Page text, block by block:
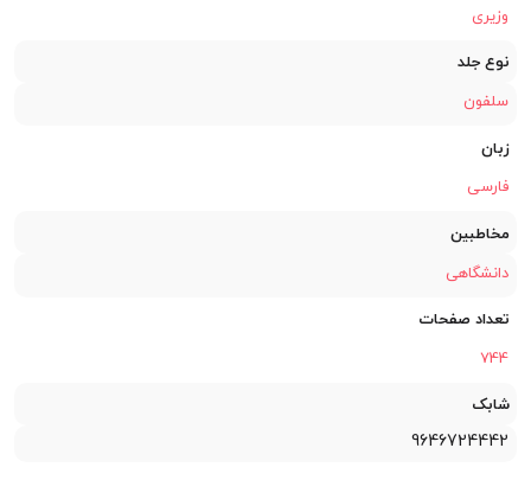
وزیری
نوع جلد
سلفون
زبان
فارسی
مخاطبین
دانشگاهی
تعداد صفحات
744
شابک
9646724442